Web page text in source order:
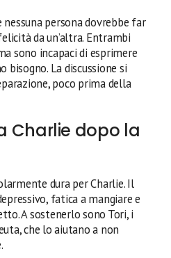
persona dovrebbe far
da un’altra. Entrambi
sono incapaci di esprimere
bisogno. La discussione si
poco prima della
Charlie dopo la
dura per Charlie. Il
fatica a mangiare e
A sostenerlo sono Tori, i
che lo aiutano a non